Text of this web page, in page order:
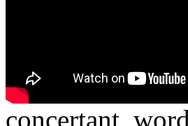
concertant